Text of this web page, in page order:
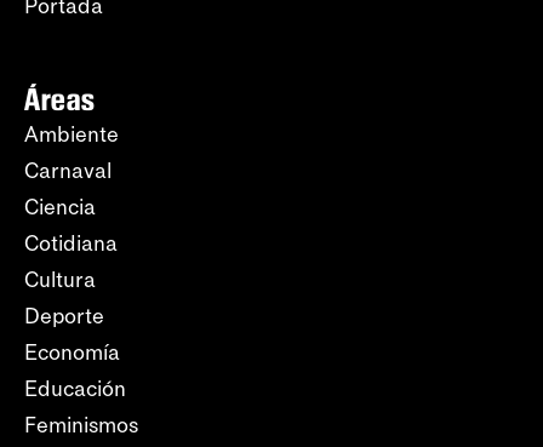
Portada
Áreas
Ambiente
Carnaval
Ciencia
Cotidiana
Cultura
Deporte
Economía
Educación
Feminismos